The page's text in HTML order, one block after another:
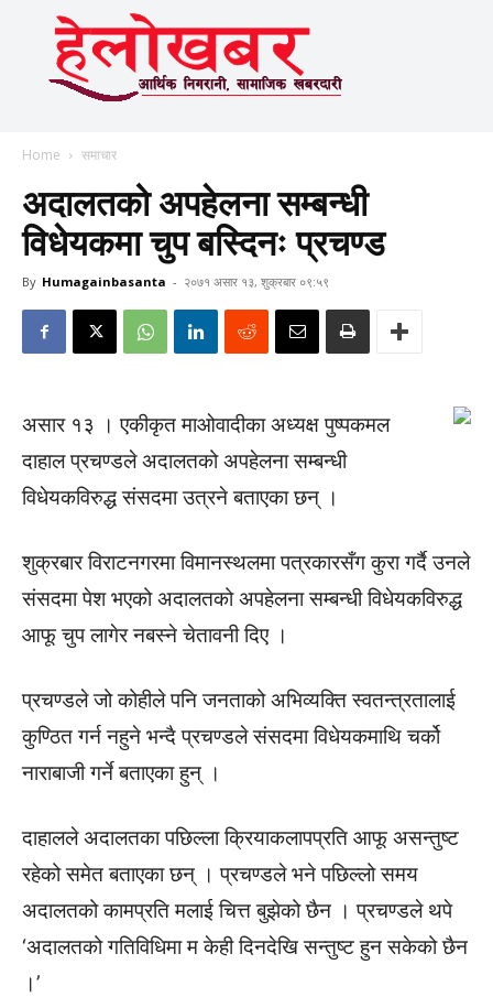
Home समाचार
अदालतको अपहेलना सम्बन्धी
विधेयकमा चुप बस्दिनः प्रचण्ड
By Humagainbasanta - २०७१ असार १३, शुक्रबार ०९:५९
असार १३ । एकीकृत माओवादीका अध्यक्ष पुष्पकमल
दाहाल प्रचण्डले अदालतको अपहेलना सम्बन्धी
विधेयकविरुद्ध संसदमा उत्रने बताएका छन् ।
शुक्रबार विराटनगरमा विमानस्थलमा पत्रकारसँग कुरा गर्दै उनले
संसदमा पेश भएको अदालतको अपहेलना सम्बन्धी विधेयकविरुद्ध
आफू चुप लागेर नबस्ने चेतावनी दिए ।
प्रचण्डले जो कोहीले पनि जनताको अभिव्यक्ति स्वतन्त्रतालाई
कुण्ठित गर्न नहुने भन्दै प्रचण्डले संसदमा विधेयकमाथि चर्को
नाराबाजी गर्ने बताएका हुन् ।
दाहालले अदालतका पछिल्ला क्रियाकलापप्रति आफू असन्तुष्ट
रहेको समेत बताएका छन् । प्रचण्डले भने पछिल्लो समय
अदालतको कामप्रति मलाई चित्त बुझेको छैन । प्रचण्डले थपे
‘अदालतको गतिविधिमा म केही दिनदेखि सन्तुष्ट हुन सकेको छैन
।’